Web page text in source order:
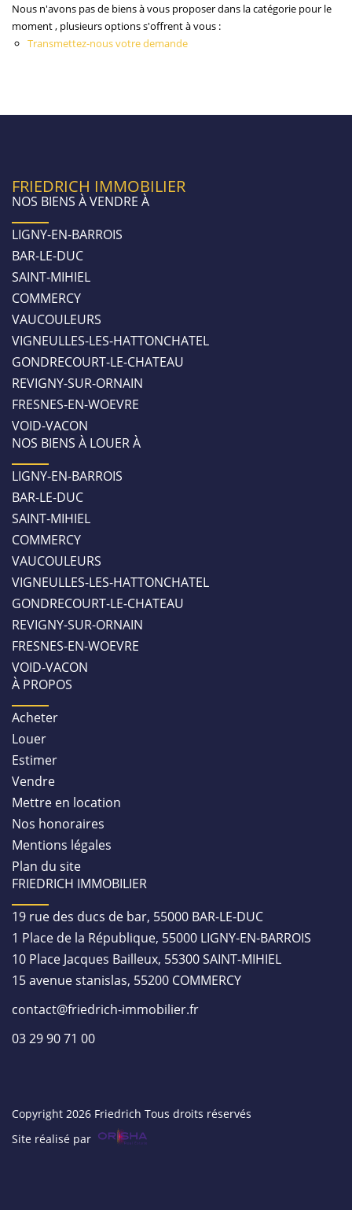
Nous n'avons pas de biens à vous proposer dans la catégorie pour le
moment , plusieurs options s'offrent à vous :
Transmettez-nous votre demande
FRIEDRICH IMMOBILIER
NOS BIENS À VENDRE À
LIGNY-EN-BARROIS
BAR-LE-DUC
SAINT-MIHIEL
COMMERCY
VAUCOULEURS
VIGNEULLES-LES-HATTONCHATEL
GONDRECOURT-LE-CHATEAU
REVIGNY-SUR-ORNAIN
FRESNES-EN-WOEVRE
VOID-VACON
NOS BIENS À LOUER À
LIGNY-EN-BARROIS
BAR-LE-DUC
SAINT-MIHIEL
COMMERCY
VAUCOULEURS
VIGNEULLES-LES-HATTONCHATEL
GONDRECOURT-LE-CHATEAU
REVIGNY-SUR-ORNAIN
FRESNES-EN-WOEVRE
VOID-VACON
À PROPOS
Acheter
Louer
Estimer
Vendre
Mettre en location
Nos honoraires
Mentions légales
Plan du site
FRIEDRICH IMMOBILIER
19 rue des ducs de bar, 55000 BAR-LE-DUC
1 Place de la République, 55000 LIGNY-EN-BARROIS
10 Place Jacques Bailleux, 55300 SAINT-MIHIEL
15 avenue stanislas, 55200 COMMERCY
contact@friedrich-immobilier.fr
03 29 90 71 00
Copyright 2026 Friedrich Tous droits réservés
Site réalisé par